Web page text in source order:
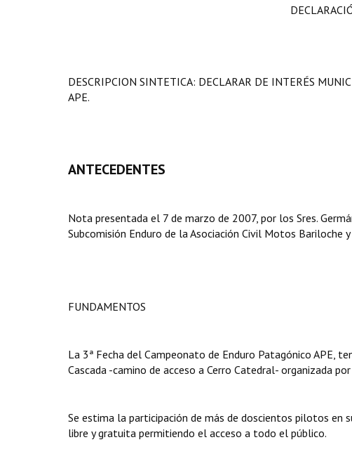
DESCRIPCION SINTETICA: DECLARAR DE INTERÉS
APE.
ANTECEDENTES
Nota presentada el 7 de marzo de 2007, por los Sres.
Subcomisión Enduro de la Asociación Civil Motos Bariloche
FUNDAMENTOS
La 3ª Fecha del Campeonato de Enduro Patagónico APE,
Cascada -camino de acceso a Cerro Catedral- organizada
Se estima la participación de más de doscientos pilotos en
libre y gratuita permitiendo el acceso a todo el público.